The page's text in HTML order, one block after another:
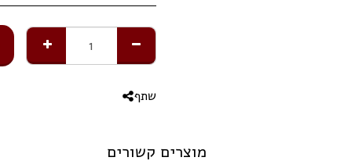
שתף
מוצרים קשורים